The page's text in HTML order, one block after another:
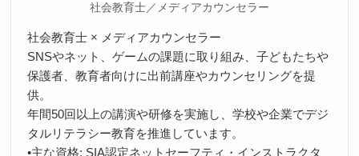
社会教育士／メディアカウンセラー
社会教育士 × メディアカウンセラー
SNSやネット、ゲームの課題に取り組み、子どもたちや
保護者、教育者向けに出前講座やカウンセリングを提
供。
年間50回以上の講演や研修を実施し、学校や企業でデジ
タルリテラシー教育を推進しています。
•主な資格: SIA認定ネットセーフティ・インストラクタ